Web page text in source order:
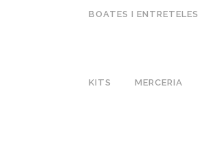
BOATES I ENTRETELES
KITS MERCERIA